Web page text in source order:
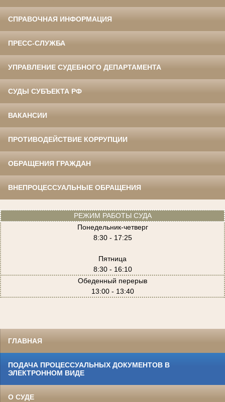
СПРАВОЧНАЯ ИНФОРМАЦИЯ
ПРЕСС-СЛУЖБА
УПРАВЛЕНИЕ СУДЕБНОГО ДЕПАРТАМЕНТА
СУДЫ СУБЪЕКТА РФ
ВАКАНСИИ
ПРОТИВОДЕЙСТВИЕ КОРРУПЦИИ
ОБРАЩЕНИЯ ГРАЖДАН
ВНЕПРОЦЕССУАЛЬНЫЕ ОБРАЩЕНИЯ
РЕЖИМ РАБОТЫ СУДА
Понедельник-четверг
8:30 - 17:25
Пятница
8:30 - 16:10
Обеденный перерыв
13:00 - 13:40
ГЛАВНАЯ
ПОДАЧА ПРОЦЕССУАЛЬНЫХ ДОКУМЕНТОВ В
ЭЛЕКТРОННОМ ВИДЕ
О СУДЕ